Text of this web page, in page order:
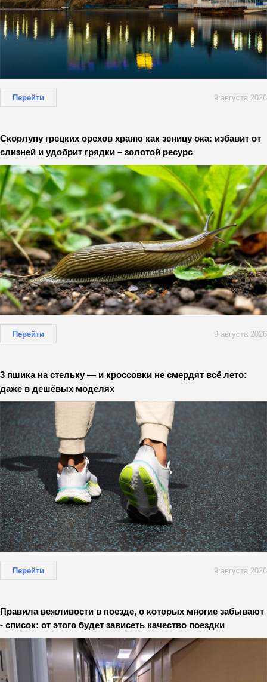
Перейти 9 августа 2026
Скорлупу грецких орехов храню как зеницу ока: избавит от
слизней и удобрит грядки – золотой ресурс
Перейти 9 августа 2026
3 пшика на стельку — и кроссовки не смердят всё лето:
даже в дешёвых моделях
Перейти 9 августа 2026
Правила вежливости в поезде, о которых многие забывают
- список: от этого будет зависеть качество поездки